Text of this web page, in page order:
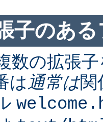
子のあ
数の拡張
は 通常は関